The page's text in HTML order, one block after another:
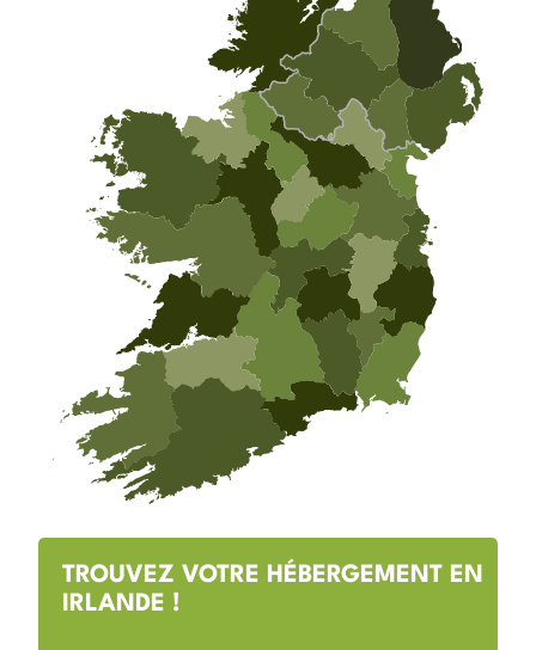
TROUVEZ VOTRE HÉBERGEMENT EN
IRLANDE !